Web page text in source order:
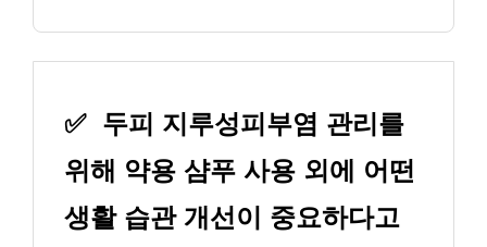
✅ 두피 지루성피부염 관리를
위해 약용 샴푸 사용 외에 어떤
생활 습관 개선이 중요하다고